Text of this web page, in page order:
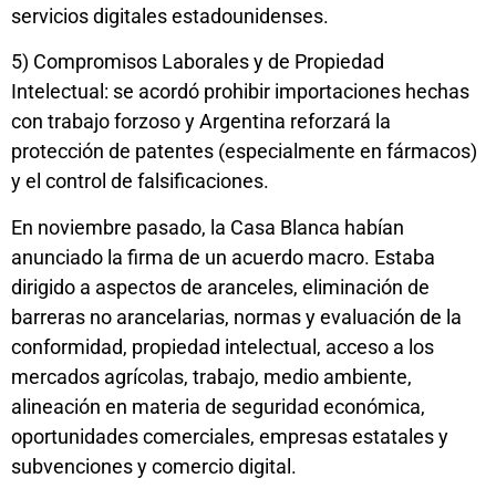
servicios digitales estadounidenses.
5) Compromisos Laborales y de Propiedad
Intelectual: se acordó prohibir importaciones hechas
con trabajo forzoso y Argentina reforzará la
protección de patentes (especialmente en fármacos)
y el control de falsificaciones.
En noviembre pasado, la Casa Blanca habían
anunciado la firma de un acuerdo macro. Estaba
dirigido a aspectos de aranceles, eliminación de
barreras no arancelarias, normas y evaluación de la
conformidad, propiedad intelectual, acceso a los
mercados agrícolas, trabajo, medio ambiente,
alineación en materia de seguridad económica,
oportunidades comerciales, empresas estatales y
subvenciones y comercio digital.